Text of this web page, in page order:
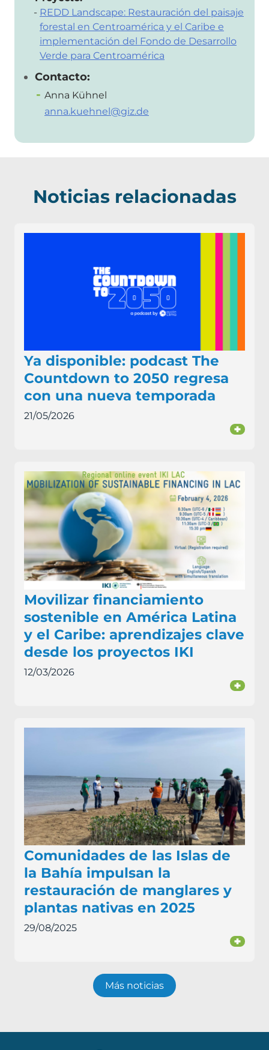
REDD Landscape: Restauración del paisaje
forestal en Centroamérica y el Caribe e
implementación del Fondo de Desarrollo
Verde para Centroamérica
Contacto:
Anna Kühnel
anna.kuehnel@giz.de
Noticias relacionadas
Ya disponible: podcast The
Countdown to 2050 regresa
con una nueva temporada
21/05/2026
+
Movilizar financiamiento
sostenible en América Latina
y el Caribe: aprendizajes clave
desde los proyectos IKI
12/03/2026
+
Comunidades de las Islas de
la Bahía impulsan la
restauración de manglares y
plantas nativas en 2025
29/08/2025
+
Más noticias